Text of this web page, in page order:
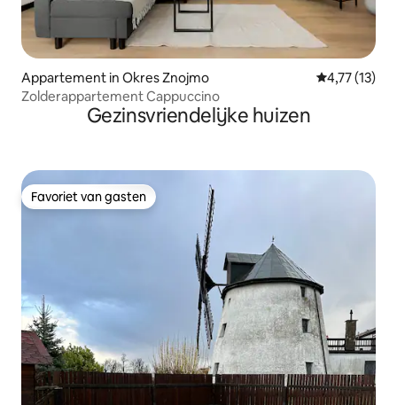
Appartement in Okres Znojmo Gemiddelde
4,77 (13)
Zolderappartement Cappuccino
Gezinsvriendelijke huizen
Favoriet van gasten
Favoriet van gasten